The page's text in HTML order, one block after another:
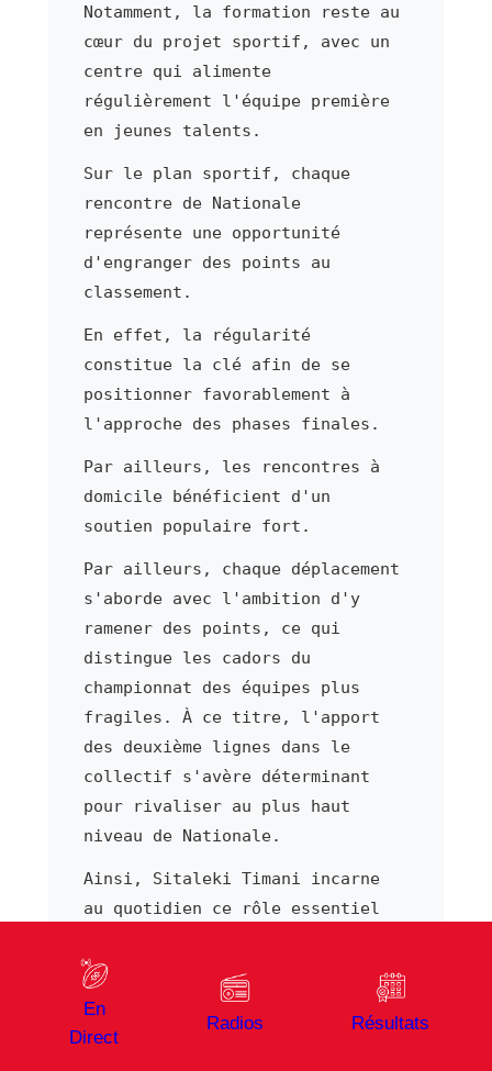
Notamment, la formation reste au
cœur du projet sportif, avec un
centre qui alimente
régulièrement l'équipe première
en jeunes talents.
Sur le plan sportif, chaque
rencontre de Nationale
représente une opportunité
d'engranger des points au
classement.
En effet, la régularité
constitue la clé afin de se
positionner favorablement à
l'approche des phases finales.
Par ailleurs, les rencontres à
domicile bénéficient d'un
soutien populaire fort.
Par ailleurs, chaque déplacement
s'aborde avec l'ambition d'y
ramener des points, ce qui
distingue les cadors du
championnat des équipes plus
fragiles. À ce titre, l'apport
des deuxième lignes dans le
collectif s'avère déterminant
pour rivaliser au plus haut
niveau de Nationale.
Ainsi, Sitaleki Timani incarne
au quotidien ce rôle essentiel
Au sein du vestiaire,
Timani
sportive du groupe.
En
Direct
Radios Résultats